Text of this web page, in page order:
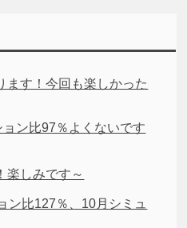
ます！今回も楽しかった
ン比97％よくないです
楽しみです～
ン比127％、10月シミュ